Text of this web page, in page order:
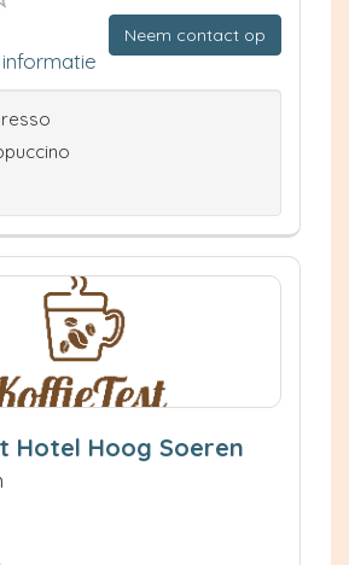
Neem contact op
Hotel Hoog Soeren